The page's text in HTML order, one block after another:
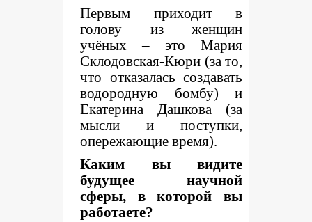
Первым приходит в
голову из женщин
учёных – это Мария
Склодовская-Кюри (за то,
что отказалась создавать
водородную бомбу) и
Екатерина Дашкова (за
мысли и поступки,
опережающие время).
Каким вы видите
будущее научной
сферы, в которой вы
работаете?